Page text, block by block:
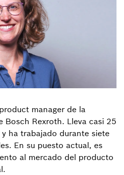
manager de la
Bosch Rexroth. Lleva casi 25
ha trabajado durante siete
En su puesto actual, es
al mercado del producto